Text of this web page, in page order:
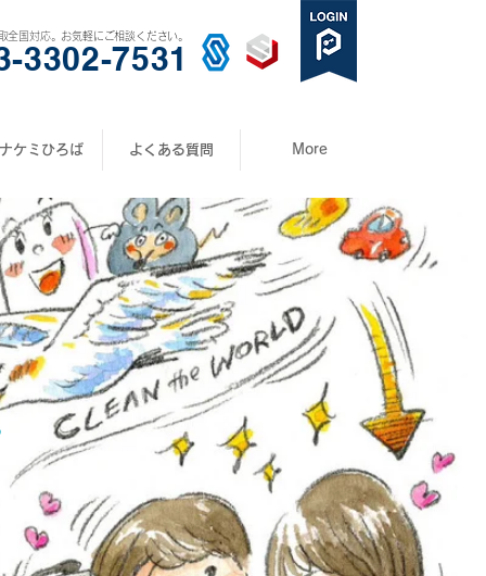
全国対応。お気軽にご相談ください。
3302-7531
ケミひろば よくある質問 More